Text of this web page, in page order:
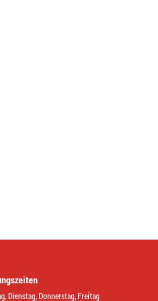
Dienstag, Donnerstag, Freitag